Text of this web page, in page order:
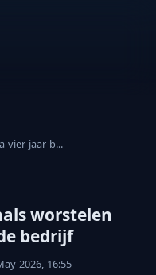
vier jaar b...
worstelen
bedrijf
2026, 16:55